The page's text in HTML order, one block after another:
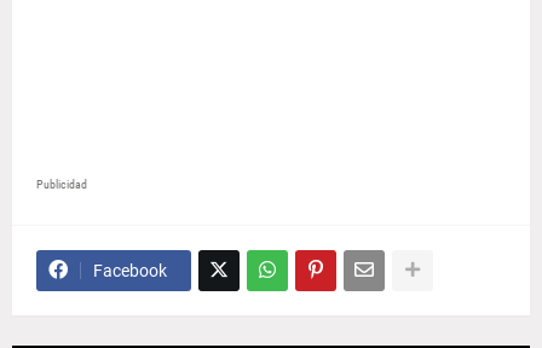
Publicidad
Facebook